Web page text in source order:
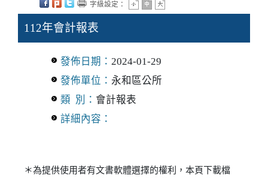
字級設定：
112年會計報表
發佈日期：2024-01-29
發佈單位： 永和區公所
類 別： 會計報表
詳細內容：
＊為提供使用者有文書軟體選擇的權利，本頁下載檔